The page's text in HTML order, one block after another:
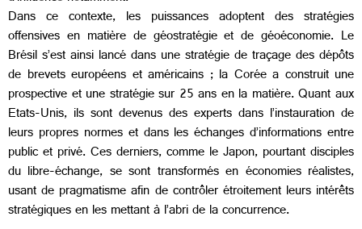
Dans ce contexte, les puissances adoptent des stratégies
offensives en matière de géostratégie et de géoéconomie. Le
Brésil s’est ainsi lancé dans une stratégie de traçage des dépôts
de brevets européens et américains ; la Corée a construit une
prospective et une stratégie sur 25 ans en la matière. Quant aux
Etats-Unis, ils sont devenus des experts dans l’instauration de
leurs propres normes et dans les échanges d’informations entre
public et privé. Ces derniers, comme le Japon, pourtant disciples
du libre-échange, se sont transformés en économies réalistes,
usant de pragmatisme afin de contrôler étroitement leurs intérêts
stratégiques en les mettant à l’abri de la concurrence.